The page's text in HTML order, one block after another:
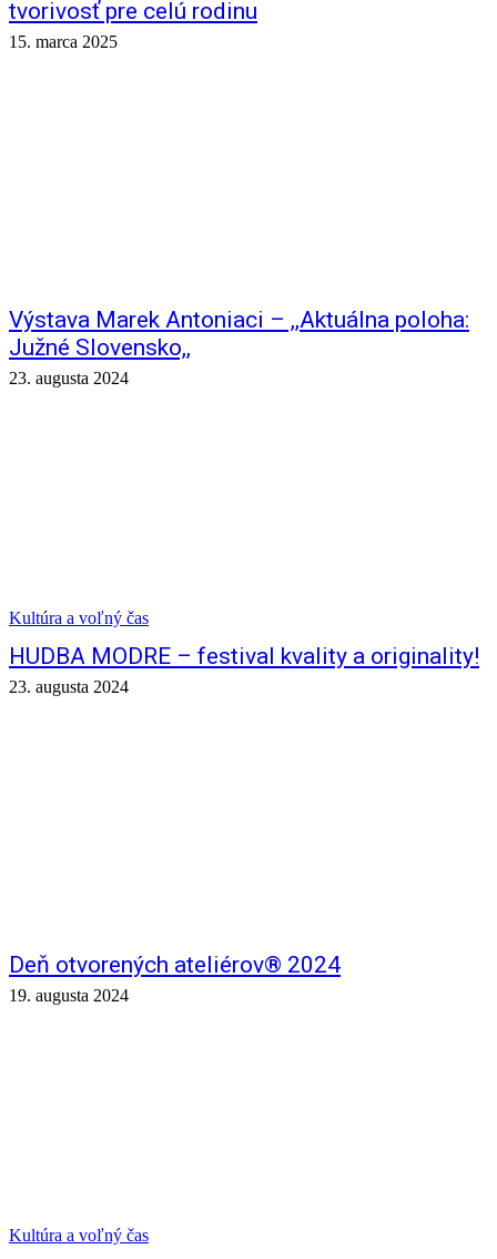
tvorivosť pre celú rodinu
15. marca 2025
Výstava Marek Antoniaci – ,,Aktuálna poloha:
Južné Slovensko,,
23. augusta 2024
Kultúra a voľný čas
HUDBA MODRE – festival kvality a originality!
23. augusta 2024
Deň otvorených ateliérov® 2024
19. augusta 2024
Kultúra a voľný čas